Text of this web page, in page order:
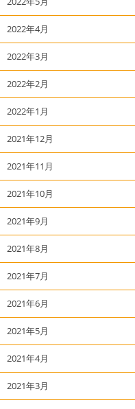
2022年4月
2022年3月
2022年2月
2022年1月
2021年12月
2021年11月
2021年10月
2021年9月
2021年8月
2021年7月
2021年6月
2021年5月
2021年4月
2021年3月